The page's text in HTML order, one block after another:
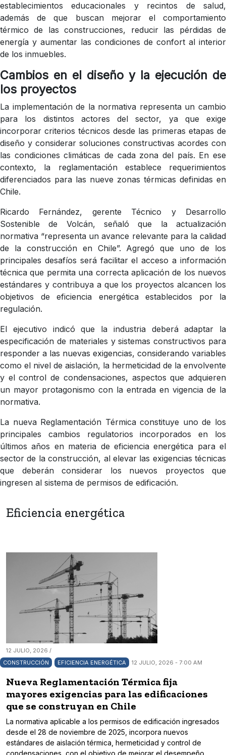
establecimientos educacionales y recintos de salud,
además de que buscan mejorar el comportamiento
térmico de las construcciones, reducir las pérdidas de
energía y aumentar las condiciones de confort al interior
de los inmuebles.
Cambios en el diseño y la ejecución de
los proyectos
La implementación de la normativa representa un cambio
para los distintos actores del sector, ya que exige
incorporar criterios técnicos desde las primeras etapas de
diseño y considerar soluciones constructivas acordes con
las condiciones climáticas de cada zona del país. En ese
contexto, la reglamentación establece requerimientos
diferenciados para las nueve zonas térmicas definidas en
Chile.
Ricardo Fernández, gerente Técnico y Desarrollo
Sostenible de Volcán, señaló que la actualización
normativa “representa un avance relevante para la calidad
de la construcción en Chile”. Agregó que uno de los
principales desafíos será facilitar el acceso a información
técnica que permita una correcta aplicación de los nuevos
estándares y contribuya a que los proyectos alcancen los
objetivos de eficiencia energética establecidos por la
regulación.
El ejecutivo indicó que la industria deberá adaptar la
especificación de materiales y sistemas constructivos para
responder a las nuevas exigencias, considerando variables
como el nivel de aislación, la hermeticidad de la envolvente
y el control de condensaciones, aspectos que adquieren
un mayor protagonismo con la entrada en vigencia de la
normativa.
La nueva Reglamentación Térmica constituye uno de los
principales cambios regulatorios incorporados en los
últimos años en materia de eficiencia energética para el
sector de la construcción, al elevar las exigencias técnicas
que deberán considerar los nuevos proyectos que
ingresen al sistema de permisos de edificación.
Eficiencia energética
12 JULIO, 2026 /
CONSTRUCCIÓN
EFICIENCIA ENERGÉTICA 12 JULIO, 2026 - 7:00 AM
Nueva Reglamentación Térmica fija
mayores exigencias para las edificaciones
que se construyan en Chile
La normativa aplicable a los permisos de edificación ingresados
desde el 28 de noviembre de 2025, incorpora nuevos
estándares de aislación térmica, hermeticidad y control de